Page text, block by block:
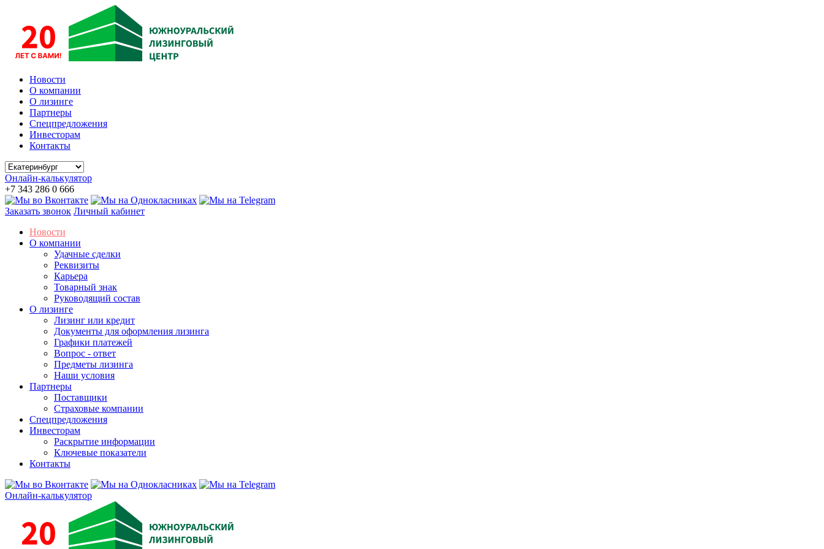
Новости
О компании
О лизинге
Партнеры
Спецпредложения
Инвесторам
Контакты
Онлайн-калькулятор
+7 343 286 0 666
Заказать звонок Личный кабинет
Новости
О компании
Удачные сделки
Реквизиты
Карьера
Товарный знак
Руководящий состав
О лизинге
Лизинг или кредит
Документы для оформления лизинга
Графики платежей
Вопрос - ответ
Предметы лизинга
Наши условия
Партнеры
Поставщики
Страховые компании
Спецпредложения
Инвесторам
Раскрытие информации
Ключевые показатели
Контакты
Онлайн-калькулятор